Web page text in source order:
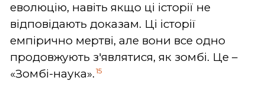
еволюцію, навіть якщо ці історії не
відповідають доказам. Ці історії
емпірично мертві, але вони все одно
продовжують з'являтися, як зомбі. Це –
«Зомбі-наука». 15